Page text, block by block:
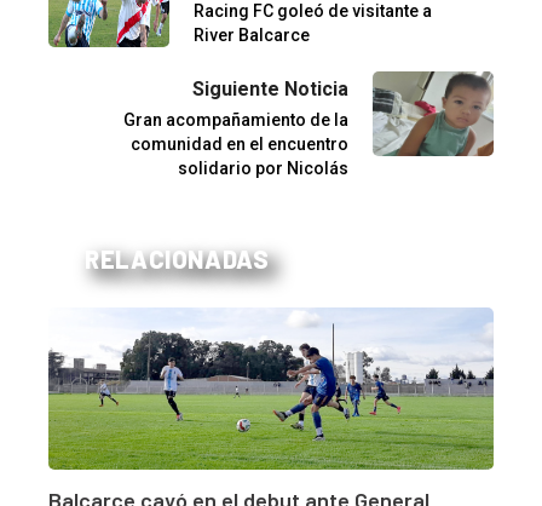
Racing FC goleó de visitante a
River Balcarce
Siguiente Noticia
Gran acompañamiento de la
comunidad en el encuentro
solidario por Nicolás
RELACIONADAS
Balcarce cayó en el debut ante General